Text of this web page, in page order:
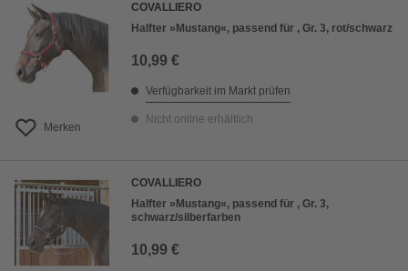
Merken
COVALLIERO
Halfter »Mustang«, passend für , Gr. 3, rot/schwarz
10,99 €
Verfügbarkeit im Markt prüfen
Nicht online erhältlich
COVALLIERO
Halfter »Mustang«, passend für , Gr. 3,
schwarz/silberfarben
10,99 €